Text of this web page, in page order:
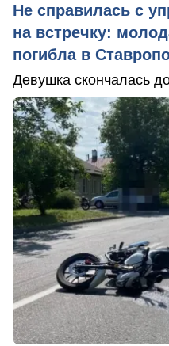
Не справилась с
на встречку:
погибла в
Девушка скончалась